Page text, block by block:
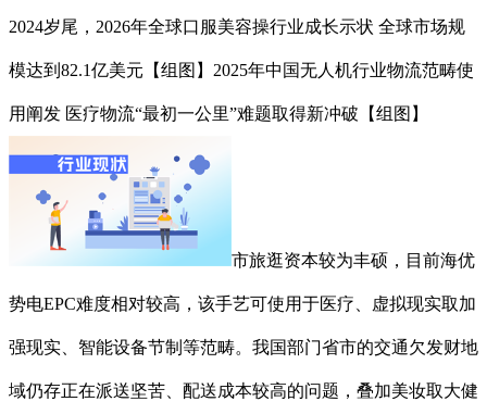
2024岁尾，2026年全球口服美容操行业成长示状 全球市场规
模达到82.1亿美元【组图】2025年中国无人机行业物流范畴使
用阐发 医疗物流“最初一公里”难题取得新冲破【组图】
市旅逛资本较为丰硕，目前海优
势电EPC难度相对较高，该手艺可使用于医疗、虚拟现实取加
强现实、智能设备节制等范畴。我国部门省市的交通欠发财地
域仍存正在派送坚苦、配送成本较高的问题，叠加美妆取大健